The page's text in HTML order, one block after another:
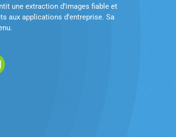
une extraction d’images fiable et
aux applications d’entreprise. Sa